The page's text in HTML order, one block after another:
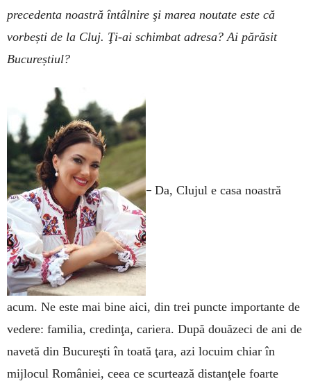
precedenta noastră întâlnire şi marea noutate este că
vorbești de la Cluj. Ţi-ai schimbat adresa? Ai părăsit
Bucureștiul?
– Da, Clujul e casa noastră
acum. Ne este mai bine aici, din trei puncte importante de
vedere: familia, credinţa, cariera. După douăzeci de ani de
navetă din Bucureşti în toată ţara, azi locuim chiar în
mijlocul României, ceea ce scurtează distanţele foarte